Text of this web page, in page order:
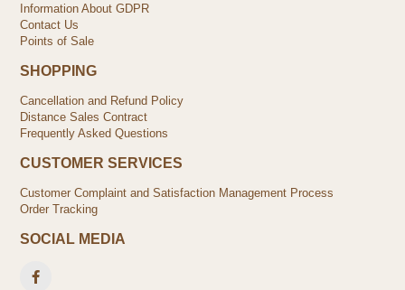
Information About GDPR
Contact Us
Points of Sale
SHOPPING
Cancellation and Refund Policy
Distance Sales Contract
Frequently Asked Questions
CUSTOMER SERVICES
Customer Complaint and Satisfaction Management Process
Order Tracking
SOCIAL MEDIA